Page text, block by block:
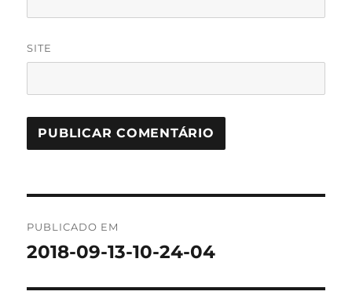
SITE
de
PUBLICADO EM
2018-09-13-10-24-04